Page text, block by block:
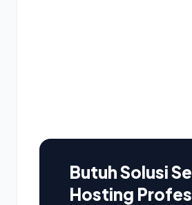
Butuh Solusi
Hosting